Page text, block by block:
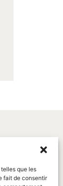
que les
fait de consentir